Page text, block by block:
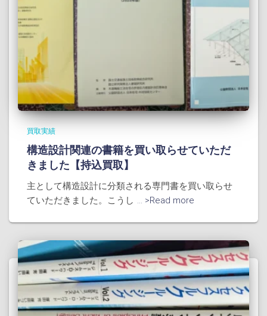
買取実績
構造設計関連の書籍を買い取らせていただ
きました【持込買取】
主として構造設計に分類される専門書を買い取らせ
ていただきました。こうし
... >Read more